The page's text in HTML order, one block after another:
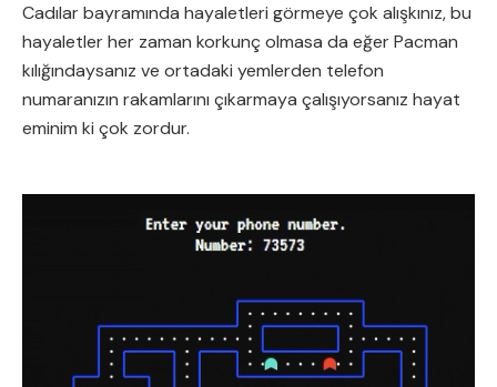
Cadılar bayramında hayaletleri görmeye çok alışkınız, bu
hayaletler her zaman korkunç olmasa da eğer Pacman
kılığındaysanız ve ortadaki yemlerden telefon
numaranızın rakamlarını çıkarmaya çalışıyorsanız hayat
eminim ki çok zordur.